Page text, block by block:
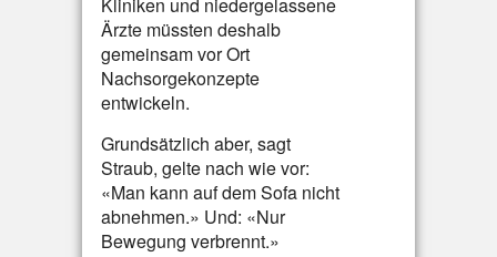
Ärzte müssten deshalb
gemeinsam vor Ort
Nachsorgekonzepte
entwickeln.
Grundsätzlich aber, sagt
Straub, gelte nach wie vor:
«Man kann auf dem Sofa nicht
abnehmen.» Und: «Nur
Bewegung verbrennt.»